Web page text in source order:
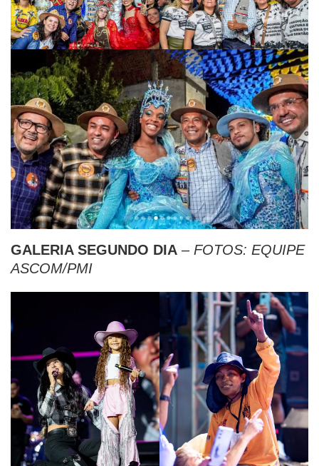
GALERIA SEGUNDO DIA – FOTOS: EQUIPE
ASCOM/PMI